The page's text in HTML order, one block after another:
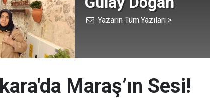
Yazarın Tüm Yazıları >
Maraş’ın Sesi!